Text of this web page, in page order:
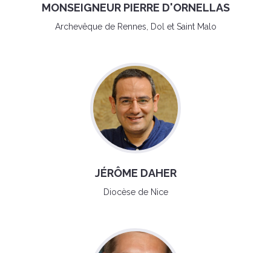
MONSEIGNEUR PIERRE D'ORNELLAS
Archevêque de Rennes, Dol et Saint Malo
JÉRÔME DAHER
Diocèse de Nice